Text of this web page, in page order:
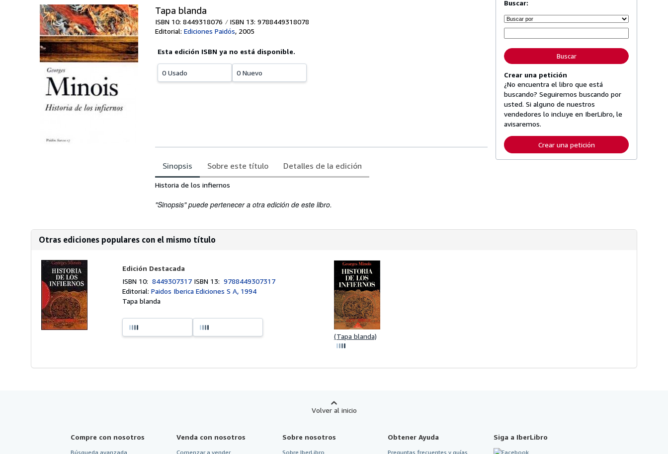
Tapa blanda
ISBN 10: 8449318076
ISBN 13: 9788449318078
Editorial: Ediciones Paidós, 2005
Esta edición ISBN ya no está disponible.
0 Usado 0 Nuevo
Sinopsis Sobre este título Detalles de la edición
Sinopsis
Historia de los infiernos
"Sinopsis" puede pertenecer a otra edición de este libro.
Buscar:
Buscar
Crear una petición
¿No encuentra el libro que está
buscando? Seguiremos buscando por
usted. Si alguno de nuestros
vendedores lo incluye en IberLibro, le
avisaremos.
Crear una petición
Otras ediciones populares con el mismo título
Edición Destacada
ISBN 10:8449307317 ISBN 13:9788449307317
Editorial:Paidos Iberica Ediciones S A, 1994
Tapa blanda
(Tapa blanda)
Volver al inicio
Compre con nosotros
Búsqueda avanzada
Venda con nosotros
Comenzar a vender
Sobre nosotros
Sobre IberLibro
Obtener Ayuda
Preguntas frecuentes y guías
Siga a IberLibro